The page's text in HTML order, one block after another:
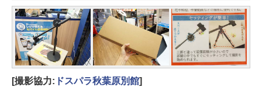
[撮影協力: ドスパラ秋葉原別館]